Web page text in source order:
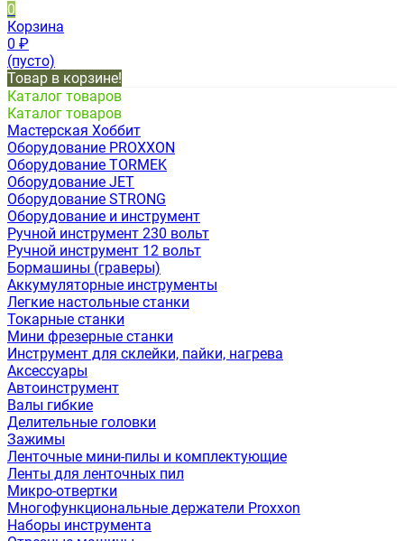
0
Корзина
0 ₽
(пусто)
Товар в корзине!
Каталог товаров
Каталог товаров
Мастерская Хоббит
Оборудование PROXXON
Оборудование TORMEK
Оборудование JET
Оборудование STRONG
Оборудование и инструмент
Ручной инструмент 230 вольт
Ручной инструмент 12 вольт
Бормашины (граверы)
Аккумуляторные инструменты
Легкие настольные станки
Токарные станки
Мини фрезерные станки
Инструмент для склейки, пайки, нагрева
Аксессуары
Автоинструмент
Валы гибкие
Делительные головки
Зажимы
Ленточные мини-пилы и комплектующие
Ленты для ленточных пил
Микро-отвертки
Многофункциональные держатели Proxxon
Наборы инструмента